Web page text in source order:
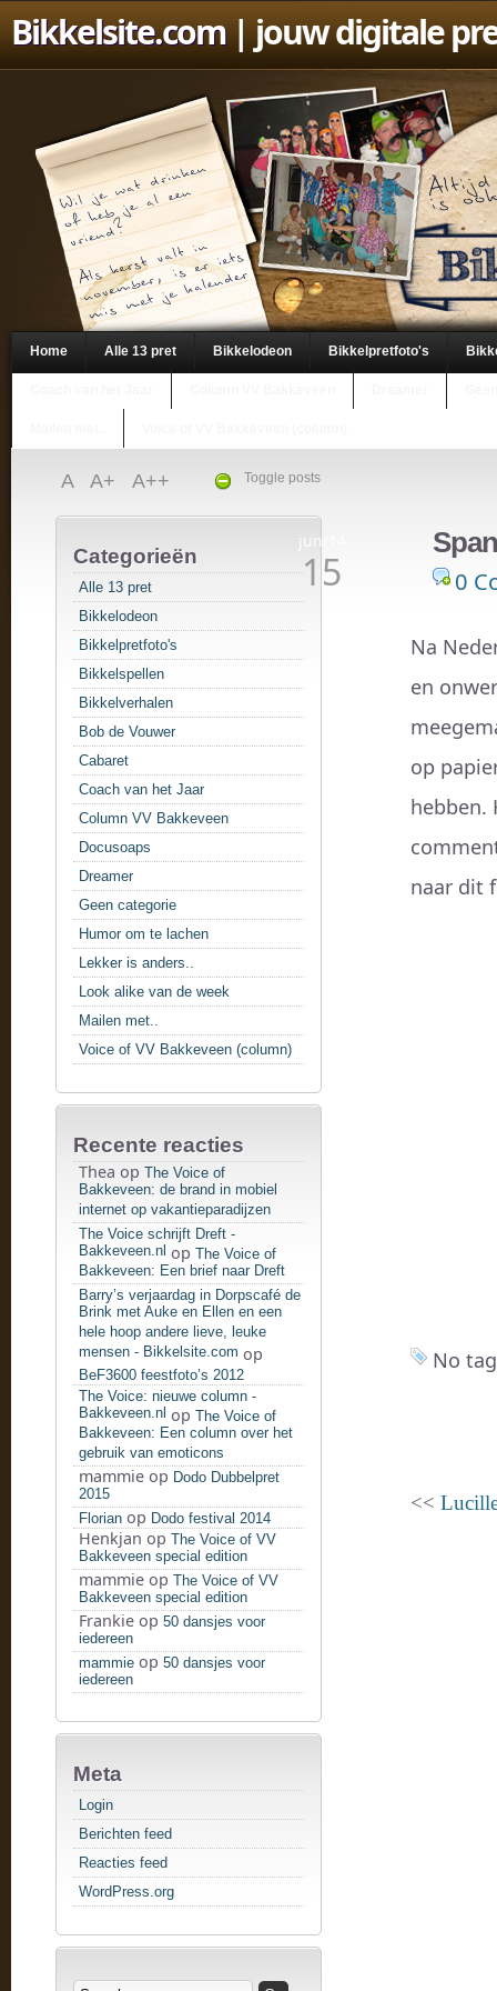
Bikkelsite.com| jouw digitale
Home Alle 13 pret Bikkelodeon Bikkelpretfoto's
Toggle posts
A A+ A++
Categorieën
Alle 13 pret
Bikkelodeon
Bikkelpretfoto's
Bikkelspellen
Bikkelverhalen
Bob de Vouwer
Cabaret
Coach van het Jaar
Column VV Bakkeveen
Docusoaps
Dreamer
Geen categorie
Humor om te lachen
Lekker is anders..
Look alike van de week
Mailen met..
Voice of VV Bakkeveen (column)
Recente reacties
Thea op The Voice of
Bakkeveen: de brand in mobiel
internet op vakantieparadijzen
The Voice schrijft Dreft -
Bakkeveen.nl op The Voice of
Bakkeveen: Een brief naar Dreft
Barry’s verjaardag in Dorpscafé de
Brink met Auke en Ellen en een
hele hoop andere lieve, leuke
mensen - Bikkelsite.com op
BeF3600 feestfoto’s 2012
The Voice: nieuwe column -
Bakkeveen.nl op The Voice of
Bakkeveen: Een column over het
gebruik van emoticons
mammie op Dodo Dubbelpret
2015
Florian op Dodo festival 2014
Henkjan op The Voice of VV
Bakkeveen special edition
mammie op The Voice of VV
Bakkeveen special edition
Frankie op 50 dansjes voor
iedereen
mammie op 50 dansjes voor
iedereen
Meta
Login
Berichten feed
Reacties feed
WordPress.org
jun/14
15 0
Na
en
op
hebben.
naar dit
No
<<